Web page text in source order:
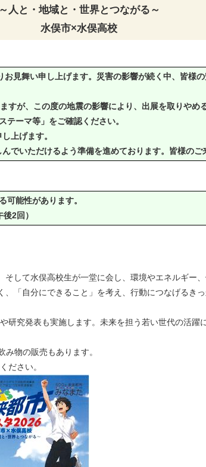
～人と・地域と・世界とつながる～
水俣市×水俣高校
見舞い申し上げます。災害の影響が続く中、皆様
すが、この度の地震の影響により、出展を取りやめ
ーマ等」をご確認ください。
上げます。
でいただけるよう準備を進めております。皆様の
能性があります。
2回）
して水俣高校生が一堂に会し、環境やエネルギー
「自分にできること」を考え、行動につなげるきっ
研究発表も実施します。未来を担う若い世代の活躍
み物の販売もあります。
ださい。